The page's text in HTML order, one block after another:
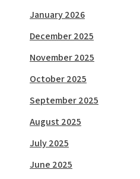
January 2026
December 2025
November 2025
October 2025
September 2025
August 2025
July 2025
June 2025